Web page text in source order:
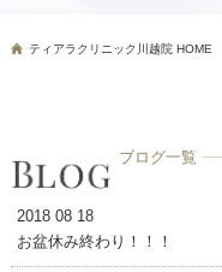
ティアラクリニック川越院 HOME
ブログ一覧
2018 08 18
お盆休み終わり！！！